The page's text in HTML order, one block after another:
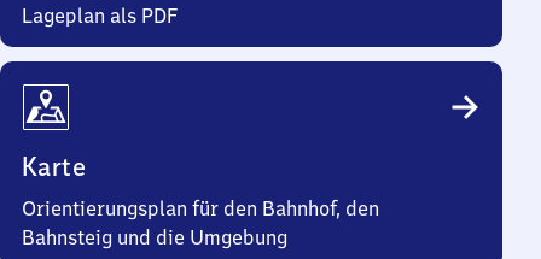
Lageplan als PDF
Karte
Orientierungsplan für den Bahnhof, den
Bahnsteig und die Umgebung